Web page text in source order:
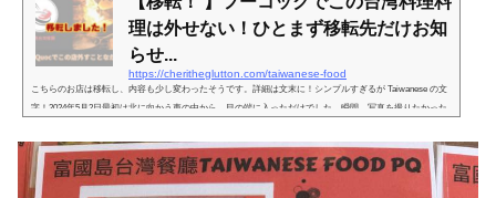
理は外せない！ひとまず移転先だけお知
らせ...
https://cheritheglutton.com/taiwanese-food
こちらのお店は移転し、内容も少し変わったそうです。詳細は文末に！シンプルすぎるが Taiwanese の文
字！2024年5月2日最初は北に向かう車の中から、目の端に入っただけでした。瞬間、写真を撮りたかった
と…ああ、人気のピザ屋さんだ。行ったことある。（と気のない書き方をするってことはそんなに興味は
ないのねw）記事も書いた店だから、場所を抑えることはできる。とは思ったが、念のために帰り道、手
前数百メートルのところから動画...